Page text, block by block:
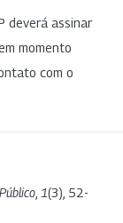
deverá assinar
momento
com o
1(3), 52-